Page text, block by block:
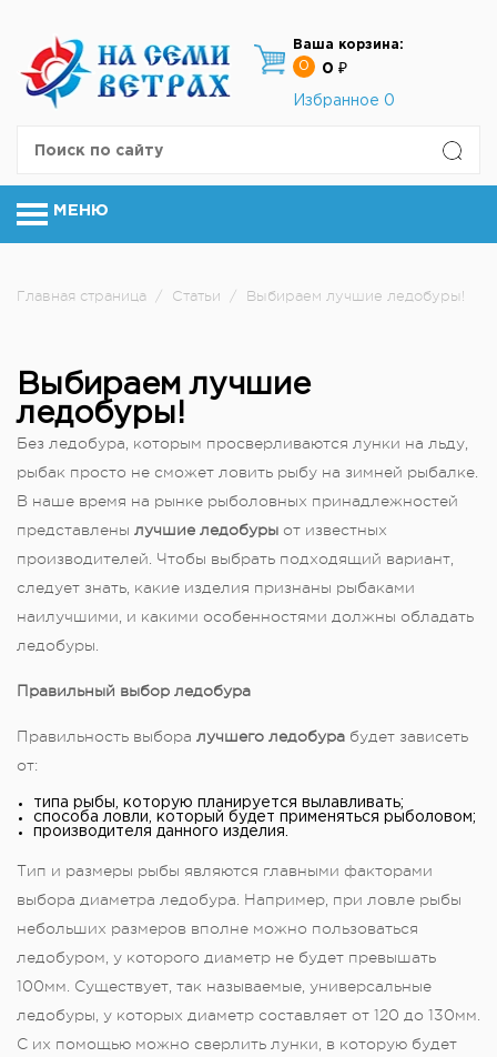
Ваша корзина:
0
0 ₽
Избранное 0
МЕНЮ
Главная страница / Статьи / Выбираем лучшие ледобуры!
Выбираем лучшие
ледобуры!
Без ледобура, которым просверливаются лунки на льду,
рыбак просто не сможет ловить рыбу на зимней рыбалке.
В наше время на рынке рыболовных принадлежностей
представлены лучшие ледобуры от известных
производителей. Чтобы выбрать подходящий вариант,
следует знать, какие изделия признаны рыбаками
наилучшими, и какими особенностями должны обладать
ледобуры.
Правильный выбор ледобура
Правильность выбора лучшего ледобура будет зависеть
от:
типа рыбы, которую планируется вылавливать;
способа ловли, который будет применяться рыболовом;
производителя данного изделия.
Тип и размеры рыбы являются главными факторами
выбора диаметра ледобура. Например, при ловле рыбы
небольших размеров вполне можно пользоваться
ледобуром, у которого диаметр не будет превышать
100мм. Существует, так называемые, универсальные
ледобуры, у которых диаметр составляет от 120 до 130мм.
С их помощью можно сверлить лунки, в которую будет